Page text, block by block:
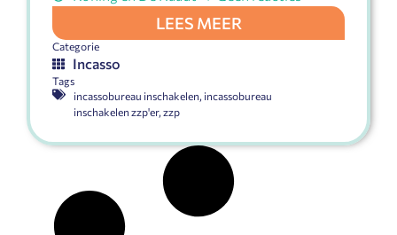
Categorie
Incasso
Tags
incassobureau inschakelen incassobureau
inschakelen zzp'er, zzp
LEES MEER